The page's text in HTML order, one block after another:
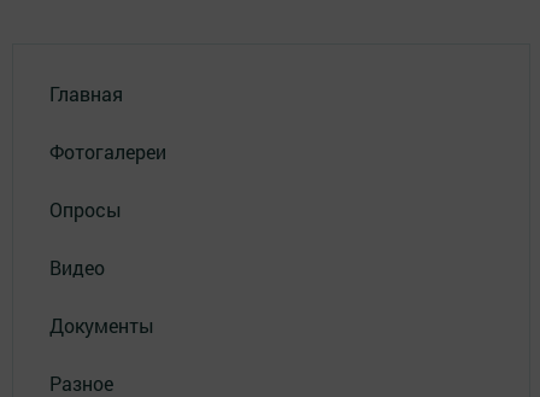
Главная
Фотогалереи
Опросы
Видео
Документы
Разное